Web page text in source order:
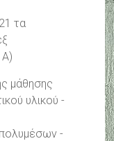
τα
μάθησης
υλικού -
-